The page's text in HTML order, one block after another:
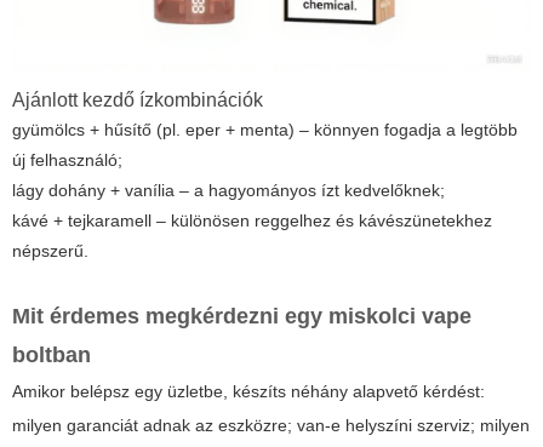
Ajánlott kezdő ízkombinációk
gyümölcs + hűsítő (pl. eper + menta) – könnyen fogadja a legtöbb
új felhasználó;
lágy dohány + vanília – a hagyományos ízt kedvelőknek;
kávé + tejkaramell – különösen reggelhez és kávészünetekhez
népszerű.
Mit érdemes megkérdezni egy miskolci vape
boltban
Amikor belépsz egy üzletbe, készíts néhány alapvető kérdést:
milyen garanciát adnak az eszközre; van-e helyszíni szerviz; milyen